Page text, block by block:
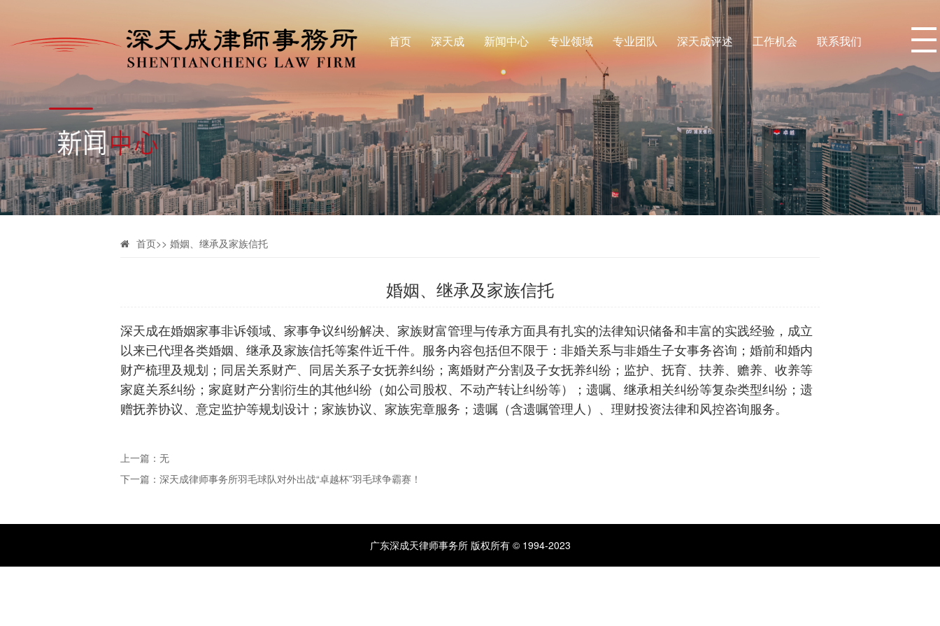
首页 深天成 新闻中心 专业领域 专业团队 深天成评述 工作机会 联系我们
首页>> 婚姻、继承及家族信托
婚姻、继承及家族信托
深天成在婚姻家事非诉领域、家事争议纠纷解决、家族财富管理与传承方面具有扎实的法律知识储备和丰富的实践经验，成立
以来已代理各类婚姻、继承及家族信托等案件近千件。服务内容包括但不限于：非婚关系与非婚生子女事务咨询；婚前和婚内
财产梳理及规划；同居关系财产、同居关系子女抚养纠纷；离婚财产分割及子女抚养纠纷；监护、抚育、扶养、赡养、收养等
家庭关系纠纷；家庭财产分割衍生的其他纠纷（如公司股权、不动产转让纠纷等）；遗嘱、继承相关纠纷等复杂类型纠纷；遗
赠抚养协议、意定监护等规划设计；家族协议、家族宪章服务；遗嘱（含遗嘱管理人）、理财投资法律和风控咨询服务。
上一篇：无
下一篇：深天成律师事务所羽毛球队对外出战“卓越杯”羽毛球争霸赛！
广东深成天律师事务所 版权所有 © 1994-2023